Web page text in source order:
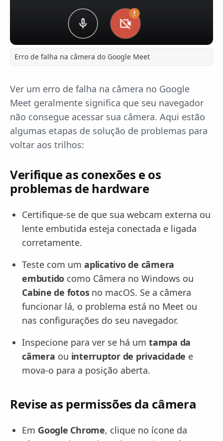
Erro de falha na câmera do Google Meet
Ver um erro de falha na câmera no Google
Meet geralmente significa que seu navegador
não consegue acessar sua câmera. Aqui estão
algumas etapas de solução de problemas para
voltar aos trilhos:
Verifique as conexões e os
problemas de hardware
Certifique-se de que sua webcam externa ou
lente embutida esteja conectada e ligada
corretamente.
Teste com um aplicativo de câmera
embutido como Câmera no Windows ou
Cabine de fotosno macOS. Se a câmera
funcionar lá, o problema está no Meet ou
nas configurações do seu navegador.
Inspecione para ver se há um tampa da
câmera ou interruptor de privacidade e
mova-o para a posição aberta.
Revise as permissões da câmera
Em Google Chrome, clique no ícone da